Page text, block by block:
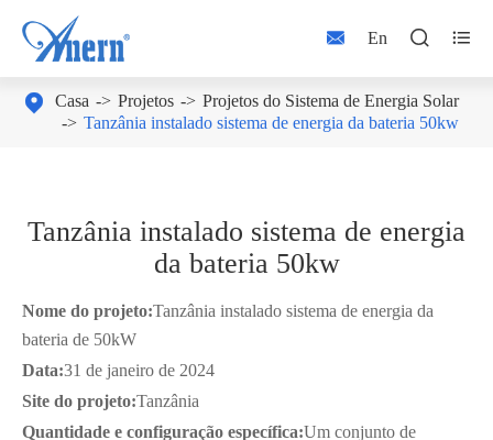
 En  
 Casa Projetos
Projetos do Sistema de Energia Solar
Tanzânia instalado sistema de energia da bateria 50kw
Tanzânia instalado sistema de energia
da bateria 50kw
Nome do projeto:Tanzânia instalado sistema de energia da
bateria de 50kW
Data:31 de janeiro de 2024
Site do projeto:Tanzânia
Quantidade e configuração específica:Um conjunto de